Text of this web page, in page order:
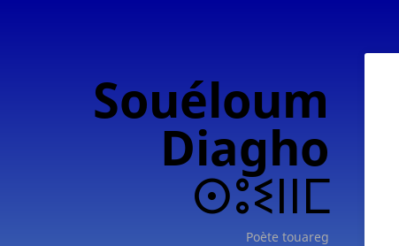
Souéloum
Diagho
ⵙⵓⵉⵏⵏⵎ
Poète touareg